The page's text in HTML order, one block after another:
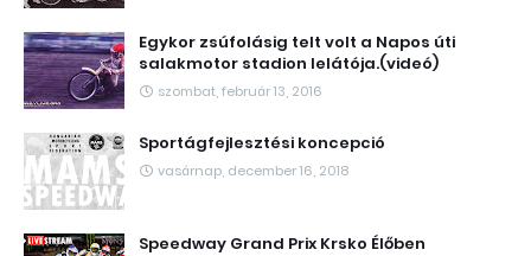
Egykor zsúfolásig telt volt a Napos úti
salakmotor stadion lelátója.(videó)
szombat, február 13, 2016
Sportágfejlesztési koncepció
vasárnap, december 16, 2018
Speedway Grand Prix Krsko Élőben